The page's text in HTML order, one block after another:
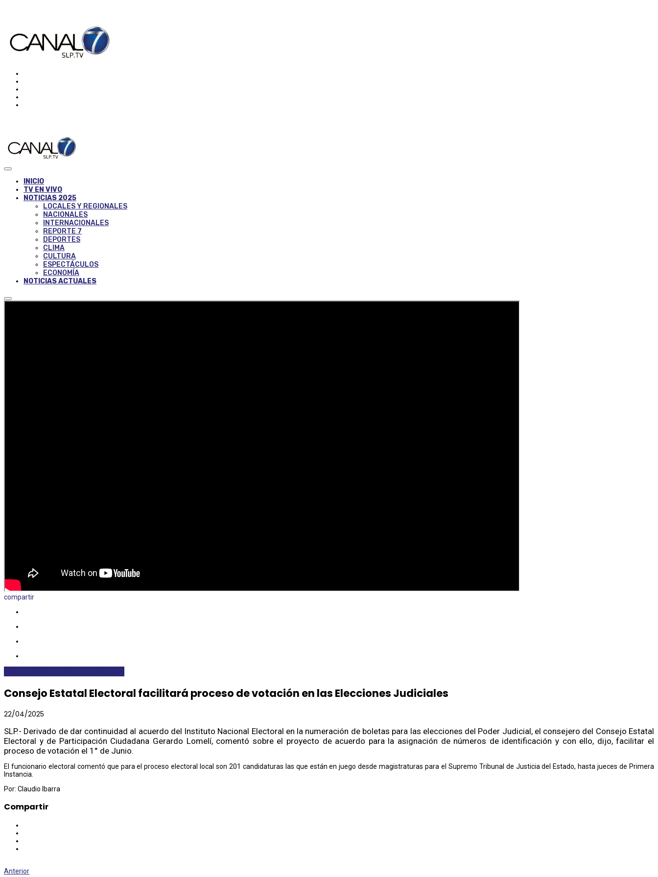
INICIO
TV EN VIVO
NOTICIAS 2025
LOCALES Y REGIONALES
NACIONALES
INTERNACIONALES
REPORTE 7
DEPORTES
CLIMA
CULTURA
ESPECTÁCULOS
ECONOMÍA
NOTICIAS ACTUALES
compartir
Consejo Estatal Electoral facilitará proceso de votación en las Elecciones Judiciales
22/04/2025
SLP.- Derivado de dar continuidad al acuerdo del Instituto Nacional Electoral en la numeración de boletas para las elecciones del Poder Judicial, el consejero del Consejo Estatal
Electoral y de Participación Ciudadana Gerardo Lomelí, comentó sobre el proyecto de acuerdo para la asignación de números de identificación y con ello, dijo, facilitar el
proceso de votación el 1° de Junio.
El funcionario electoral comentó que para el proceso electoral local son 201 candidaturas las que están en juego desde magistraturas para el Supremo Tribunal de Justicia del Estado, hasta jueces de Primera
Instancia.
Por: Claudio Ibarra
Compartir
Anterior